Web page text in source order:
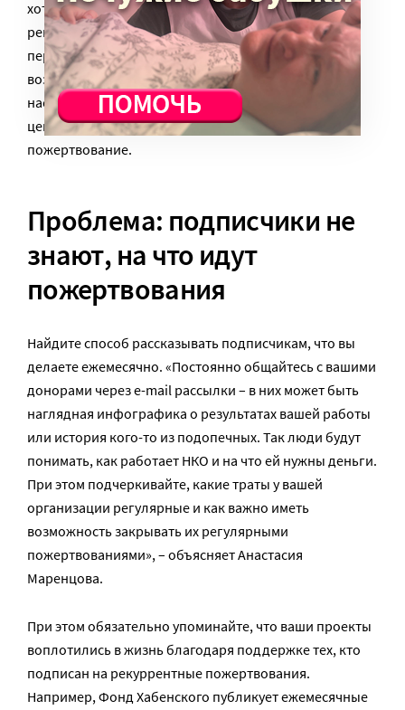
хотят. Если человек категорично принял для себя
решение делать разовые пожертвования, не
переубеждайте. Рассказывайте такому человеку о
возможности регулярной поддержки, но не
настаивайте на подписке. Подчеркивайте, что вы
цените его выбор, и благодарите за разовое
пожертвование.
Проблема: подписчики не
знают, на что идут
пожертвования
Найдите способ рассказывать подписчикам, что вы
делаете ежемесячно. «Постоянно общайтесь с вашими
донорами через e-mail рассылки – в них может быть
наглядная инфографика о результатах вашей работы
или история кого-то из подопечных. Так люди будут
понимать, как работает НКО и на что ей нужны деньги.
При этом подчеркивайте, какие траты у вашей
организации регулярные и как важно иметь
возможность закрывать их регулярными
пожертвованиями», – объясняет Анастасия
Маренцова.
При этом обязательно упоминайте, что ваши проекты
воплотились в жизнь благодаря поддержке тех, кто
подписан на рекуррентные пожертвования.
Например, Фонд Хабенского публикует ежемесячные